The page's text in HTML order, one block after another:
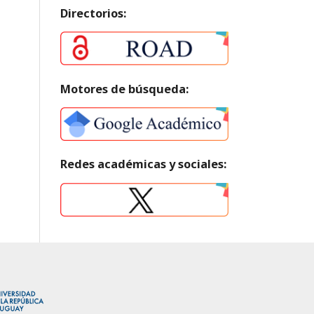
Directorios:
Motores de búsqueda:
Redes académicas y sociales: